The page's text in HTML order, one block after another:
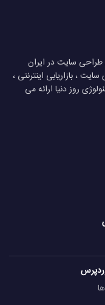
سایت در ایران
، بازاریابی اینترنتی ،
روز دنیا ارائه می